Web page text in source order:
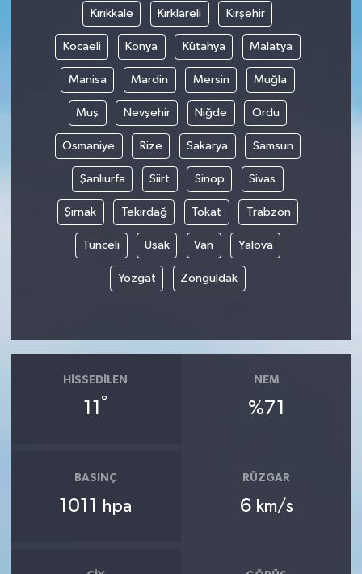
Kırıkkale Kırklareli Kırşehir
Kocaeli Konya Kütahya Malatya
Manisa Mardin Mersin Muğla
Muş Nevşehir Niğde Ordu
Osmaniye Rize Sakarya Samsun
Şanlıurfa Siirt Sinop Sivas
Şırnak Tekirdağ Tokat Trabzon
Tunceli Uşak Van Yalova
Yozgat Zonguldak
HISSEDILEN
11 °
NEM
%71
BASINÇ
1011 hpa
RÜZGAR
6 km/s